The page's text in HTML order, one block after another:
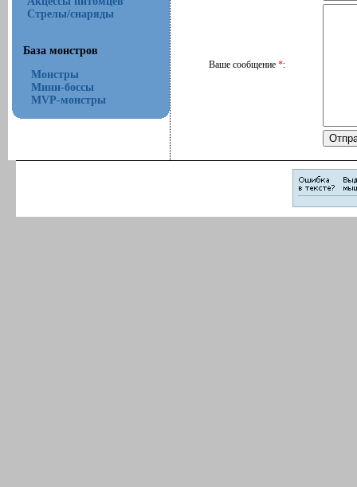
Стрелы/снаряды
База монстров
Монстры
Мини-боссы
MVP-монстры
Ваше сообщение*: